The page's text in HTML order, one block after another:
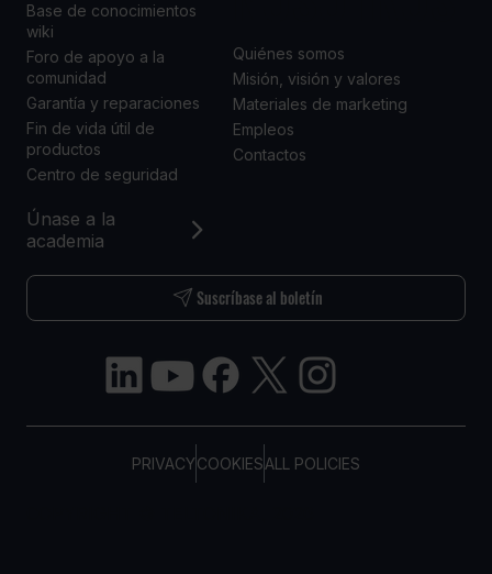
PRIVACYCOOKIESALL POLICIES
Únase a la
academia
Suscríbase al boletín
Base de conocimientos
wiki
Foro de apoyo a la
comunidad
Garantía y reparaciones
Fin de vida útil de
productos
Centro de seguridad
Quiénes somos
Misión, visión y valores
Materiales de marketing
Empleos
Contactos